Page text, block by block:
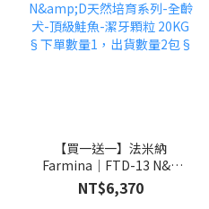
【買一送一】法米納
Farmina｜FTD-13 N&D
天然培育系列-全齡犬-頂級
鮭魚-潔牙顆粒 20KG §下
NT$6,370